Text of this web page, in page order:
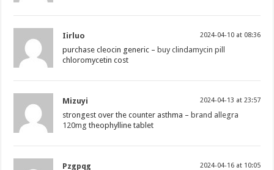
Iirluo 2024-04-10 at 08:36
purchase cleocin generic – buy clindamycin pill
chloromycetin cost
Mizuyi 2024-04-13 at 23:57
strongest over the counter asthma – brand allegra
120mg theophylline tablet
Pzgpqg 2024-04-16 at 10:05